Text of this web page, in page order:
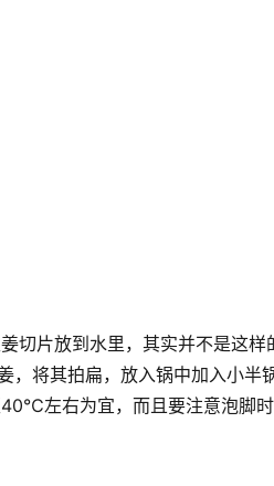
切片放到水里，其实并不是这
，将其拍扁，放入锅中加入小半
左右为宜，而且要注意泡脚时